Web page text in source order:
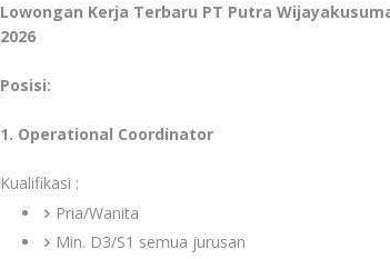
Lowongan Kerja Terbaru PT Putra
2026
Posisi:
1. Operational Coordinator
Kualifikasi :
Pria/Wanita
Min. D3/S1 semua jurusan